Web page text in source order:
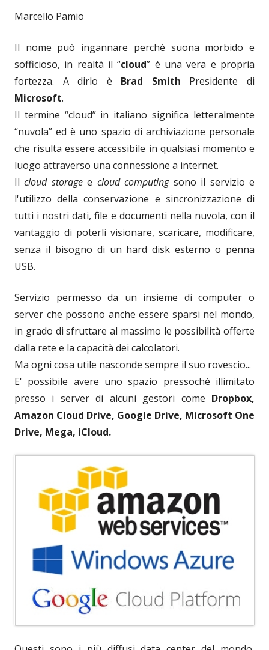
Marcello Pamio
Il nome può ingannare perché suona morbido e
sofficioso, in realtà il “cloud” è una vera e propria
fortezza. A dirlo è Brad Smith Presidente di
Microsoft.
Il termine “cloud” in italiano significa letteralmente
“nuvola” ed è uno spazio di archiviazione personale
che risulta essere accessibile in qualsiasi momento e
luogo attraverso una connessione a internet.
Ilcloud storagee cloud computing sono il servizio e
l'utilizzo della conservazione e sincronizzazione di
tutti i nostri dati, file e documenti nella nuvola, con il
vantaggio di poterli visionare, scaricare, modificare,
senza il bisogno di un hard disk esterno o penna
USB.
Servizio permesso da un insieme di computer o
server che possono anche essere sparsi nel mondo,
in grado di sfruttare al massimo le possibilità offerte
dalla rete e la capacità dei calcolatori.
Ma ogni cosa utile nasconde sempre il suo rovescio...
E' possibile avere uno spazio pressoché illimitato
presso i server di alcuni gestori come Dropbox,
Amazon Cloud Drive, Google Drive, Microsoft One
Drive, Mega, iCloud.